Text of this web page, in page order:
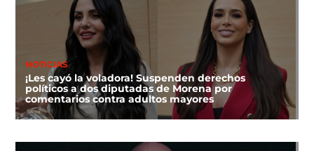
NOTICIAS
¡Les cayó la voladora! Suspenden derechos
políticos a dos diputadas de Morena por
comentarios contra adultos mayores